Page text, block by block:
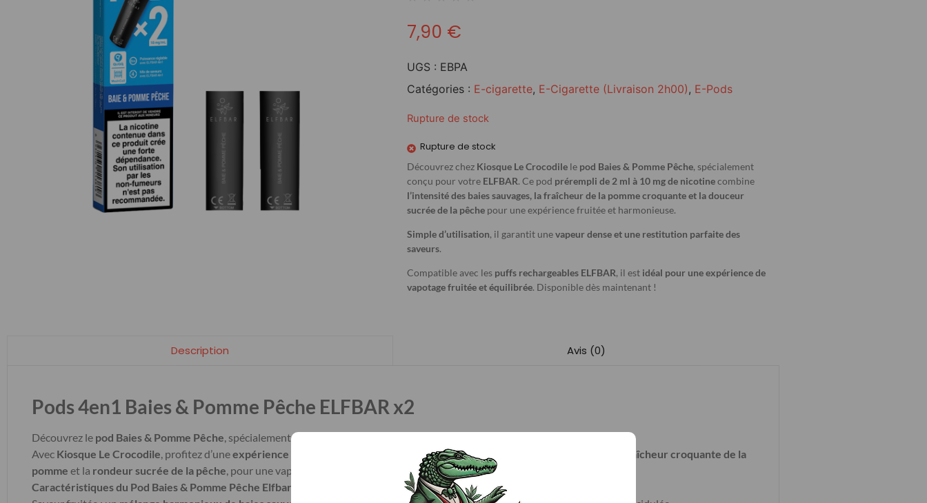
7,90 €
UGS : EBPA
Catégories : E-cigarette, E-Cigarette (Livraison 2h00) , E-Pods
Rupture de stock
Rupture de stock
Découvrez chez Kiosque Le Crocodile le pod Baies & Pomme Pêche, spécialement
conçu pour votre ELFBAR. Ce pod prérempli de 2 ml à 10 mg de nicotinecombine
l’intensité des baies sauvages, la fraîcheur de la pomme croquante et la douceur
sucrée de la pêche pour une expérience fruitée et harmonieuse.
Simple d’utilisation, il garantit unevapeur dense et une restitution parfaite des
saveurs.
Compatible avec les puffs rechargeables ELFBAR, il est idéal pour une expérience de
vapotage fruitée et équilibrée. Disponible dès maintenant !
Description Avis (0)
Pods 4en1 Baies & Pomme Pêche ELFBAR x2
Découvrez le pod Baies & Pomme Pêche, spécialement conçu pour votre
Avec Kiosque Le Crocodile, profitez d’uneexpérience de vapotage fruitée et gourmande, associant la
fraîcheur croquante de la
pomme et la rondeur sucrée de la pêche, pour une vape équilibrée et savoureuse.
Caractéristiques du Pod Baies & Pomme Pêche Elfbar